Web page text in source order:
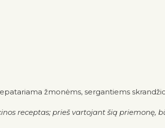
žmonėms, sergantiems
receptas; prieš vartojant šią priemonę,